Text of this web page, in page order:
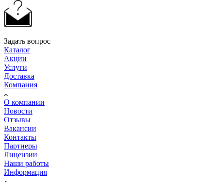
Задать вопрос
Каталог
Акции
Услуги
Доставка
Компания
О компании
Новости
Отзывы
Вакансии
Контакты
Партнеры
Лицензии
Наши работы
Информация